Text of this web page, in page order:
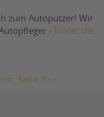
zum Autoputzer! Wir
- Bilder der
Seite 3>>